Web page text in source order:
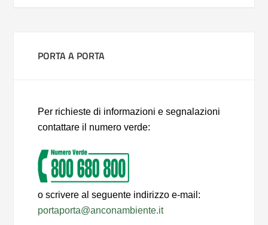
PORTA A PORTA
Per richieste di informazioni e segnalazioni
contattare il numero verde:
o scrivere al seguente indirizzo e-mail:
portaporta@anconambiente.it